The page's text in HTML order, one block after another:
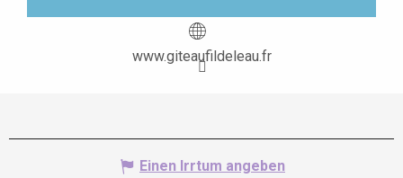
www.giteaufildeleau.fr
Einen Irrtum angeben